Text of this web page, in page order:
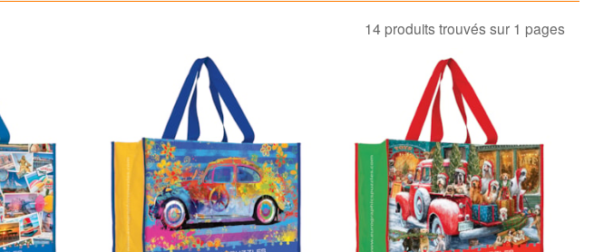
14 produits trouvés sur 1 pages